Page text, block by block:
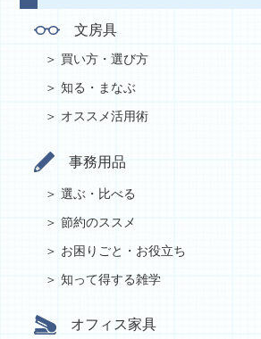
文房具
買い方・選び方
知る・まなぶ
オススメ活用術
事務用品
選ぶ・比べる
節約のススメ
お困りごと・お役立ち
知って得する雑学
オフィス家具